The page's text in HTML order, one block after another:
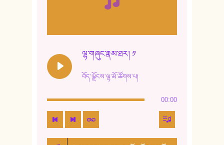
10. ཆང་གཞས། ༣
15. ཤམ་པ་ལ་ཡི་སྲས་མོ།
16. ལྷ་བུ་དར་བུ།
ལྷ་གཞུང་རྣམ་ཐར། ༡
བོད་ལྗོངས་ལྷ་མོ་ཚོགས་པ།
00:00